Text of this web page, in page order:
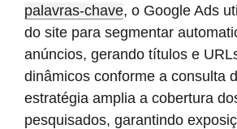
palavras-chave, o Google Ads
do site para segmentar
anúncios, gerando títulos e
dinâmicos conforme a consulta
estratégia amplia a cobertura
pesquisados, garantindo